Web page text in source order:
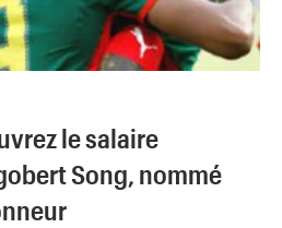
le salaire
Song, nommé